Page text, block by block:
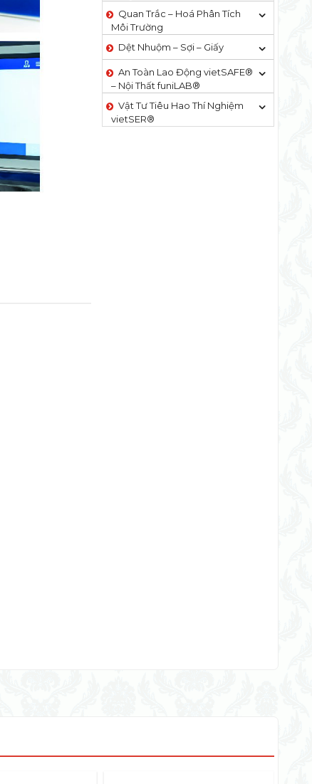
Quan Trắc – Hoá Phân Tích
Môi Trường
Dệt Nhuộm – Sợi – Giấy
An Toàn Lao Động vietSAFE®
– Nội Thất funiLAB®
Vật Tư Tiêu Hao Thí Nghiệm
vietSER®